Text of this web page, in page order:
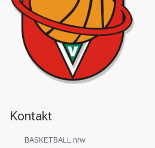
Kontakt
BASKETBALL.nrw